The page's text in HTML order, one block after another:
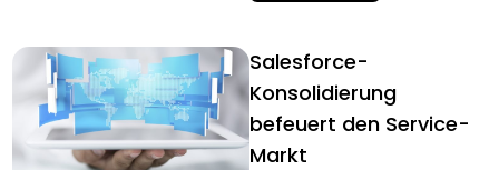
Salesforce-
Konsolidierung
befeuert den Service-
Markt